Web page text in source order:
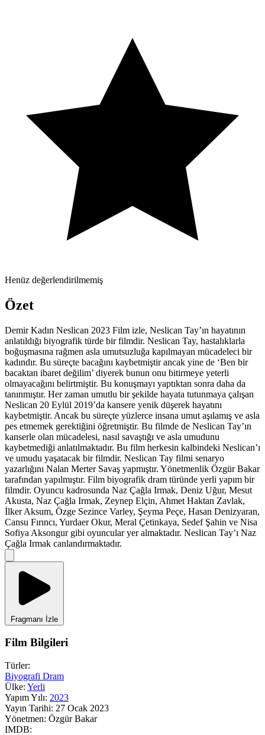
Henüz değerlendirilmemiş
Özet
Demir Kadın Neslican 2023 Film izle, Neslican Tay’ın hayatının
anlatıldığı biyografik türde bir filmdir. Neslican Tay, hastalıklarla
boğuşmasına rağmen asla umutsuzluğa kapılmayan mücadeleci bir
kadındır. Bu süreçte bacağını kaybetmiştir ancak yine de ‘Ben bir
bacaktan ibaret değilim’ diyerek bunun onu bitirmeye yeterli
olmayacağını belirtmiştir. Bu konuşmayı yaptıktan sonra daha da
tanınmıştır. Her zaman umutlu bir şekilde hayata tutunmaya çalışan
Neslican 20 Eylül 2019’da kansere yenik düşerek hayatını
kaybetmiştir. Ancak bu süreçte yüzlerce insana umut aşılamış ve asla
pes etmemek gerektiğini öğretmiştir. Bu filmde de Neslican Tay’ın
kanserle olan mücadelesi, nasıl savaştığı ve asla umudunu
kaybetmediği anlatılmaktadır. Bu film herkesin kalbindeki Neslican’ı
ve umudu yaşatacak bir filmdir. Neslican Tay filmi senaryo
yazarlığını Nalan Merter Savaş yapmıştır. Yönetmenlik Özgür Bakar
tarafından yapılmıştır. Film biyografik dram türünde yerli yapım bir
filmdir. Oyuncu kadrosunda Naz Çağla Irmak, Deniz Uğur, Mesut
Akusta, Naz Çağla Irmak, Zeynep Elçin, Ahmet Haktan Zavlak,
İlker Aksum, Özge Sezince Varley, Şeyma Peçe, Hasan Denizyaran,
Cansu Fırıncı, Yurdaer Okur, Meral Çetinkaya, Sedef Şahin ve Nisa
Sofiya Aksongur gibi oyuncular yer almaktadır. Neslican Tay’ı Naz
Çağla Irmak canlandırmaktadır.
Fragmanı İzle
Film Bilgileri
Türler:
Biyografi Dram
Ülke: Yerli
Yapım Yılı: 2023
Yayın Tarihi: 27 Ocak 2023
Yönetmen: Özgür Bakar
IMDB: